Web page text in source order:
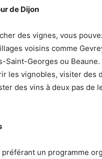
de Dijon
des vignes, vous
voisins comme
Saint-Georges ou Beaune.
les vignobles, visiter des
des vins à deux pas de
un programme